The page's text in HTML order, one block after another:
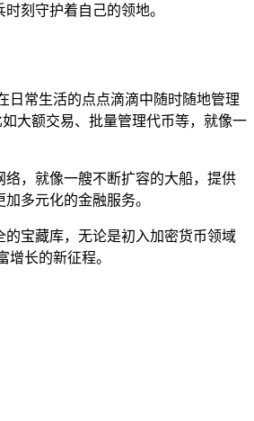
刻守护着自己的领地。
日常生活的点点滴滴中随时随地管理
大额交易、批量管理代币等，就像一
，就像一艘不断扩容的大船，提供
多元化的金融服务。
宝藏库，无论是初入加密货币领域
长的新征程。